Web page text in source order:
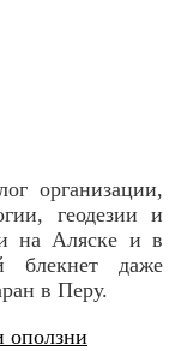
организации,
геодезии и
на Аляске и в
блекнет даже
в Перу.
оползни